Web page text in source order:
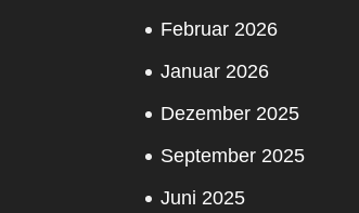
Februar 2026
Januar 2026
Dezember 2025
September 2025
Juni 2025